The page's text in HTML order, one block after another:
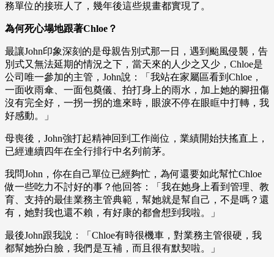
務單位的接班人了，幾年後這些規畫都實現了。
為何死心塌地跟著Chloe？
最讓John印象深刻的是母親告別式那一日，遇到颱風侵襲，告
別式又無法延期的情況之下，當天來的人少之又少，Chloe是
公司唯一參加的主管，John說：「我站在家屬區看到Chloe，
一面收雨傘、一面包奠儀、拍打身上的雨水，加上她的腳扭傷
沒有完全好，一拐一拐的進來時，眼淚不停在眼眶中打轉，我
好感動。」
母喪後，John強打起精神回到工作崗位，業績開始扶搖直上，
已經連續四年在全行排行中名列前茅。
我問John，你在自己單位已經夠忙，為何還要如此幫忙Chloe
做一些吃力不討好的事？他回答：「我在她身上看到管理、教
育、支持的最佳業務主管典範，幫她就是幫自己，不是嗎？還
有，她對我也還不賴，有好康的都會想到我啦。」
最後John跟我說：「Chloe有時很機車，對業務主管很硬，我
都幫她扮白臉，我們是互補，而且很有默契啦。」